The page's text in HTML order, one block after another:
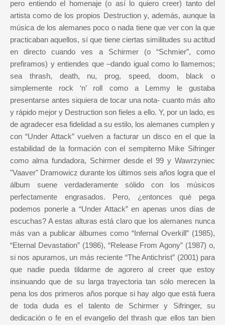
pero entiendo el homenaje (o así lo quiero creer) tanto del
artista como de los propios Destruction y, además, aunque la
música de los alemanes poco o nada tiene que ver con la que
practicaban aquellos, sí que tiene ciertas similitudes su actitud
en directo cuando ves a Schirmer (o “Schmier”, como
prefiramos) y entiendes que –dando igual como lo llamemos;
sea thrash, death, nu, prog, speed, doom, black o
simplemente rock ‘n’ roll como a Lemmy le gustaba
presentarse antes siquiera de tocar una nota- cuanto más alto
y rápido mejor y Destruction son fieles a ello. Y, por un lado, es
de agradecer esa fidelidad a su estilo, los alemanes cumplen y
con “Under Attack” vuelven a facturar un disco en el que la
estabilidad de la formación con el sempiterno Mike Sifringer
como alma fundadora, Schirmer desde el 99 y Wawrzyniec
"Vaaver" Dramowicz durante los últimos seis años logra que el
álbum suene verdaderamente sólido con los músicos
perfectamente engrasados. Pero, ¿entonces qué pega
podemos ponerle a “Under Attack” en apenas unos días de
escuchas? A estas alturas está claro que los alemanes nunca
más van a publicar álbumes como “Infernal Overkill” (1985),
“Eternal Devastation” (1986), “Release From Agony” (1987) o,
si nos apuramos, un más reciente “The Antichrist” (2001) para
que nadie pueda tildarme de agorero al creer que estoy
insinuando que de su larga trayectoria tan sólo merecen la
pena los dos primeros años porque si hay algo que está fuera
de toda duda es el talento de Schirmer y Sifringer, su
dedicación o fe en el evangelio del thrash que ellos tan bien